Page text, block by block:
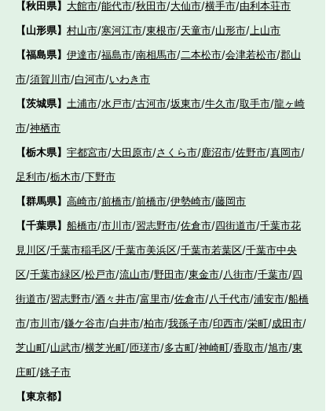
【秋田県】 大館市/能代市/秋田市/大仙市/横手市/由利本荘市
【山形県】 村山市/寒河江市/東根市/天童市/山形市/上山市
【福島県】 伊達市/福島市/南相馬市/二本松市/会津若松市/郡山
市/須賀川市/白河市/いわき市
【茨城県】 土浦市/水戸市/古河市/坂東市/牛久市/取手市/龍ヶ崎
市/神栖市
【栃木県】 宇都宮市/大田原市/さくら市/鹿沼市/佐野市/真岡市/
足利市/栃木市/下野市
【群馬県】 高崎市/前橋市/前橋市/伊勢崎市/藤岡市
【千葉県】 船橋市/市川市/習志野市/佐倉市/四街道市/千葉市花
見川区/千葉市稲毛区/千葉市美浜区/千葉市若葉区/千葉市中央
区/千葉市緑区/松戸市/流山市/野田市/東金市/八街市/千葉市/四
街道市/習志野市/酒々井市/富里市/佐倉市/八千代市/浦安市/船橋
市/市川市/鎌ケ谷市/白井市/柏市/我孫子市/印西市/栄町/成田市/
芝山町/山武市/横芝光町/匝瑳市/多古町/神崎町/香取市/旭市/東
庄町/銚子市
【東京都】